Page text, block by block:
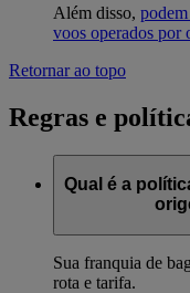
Além disso,
voos operados por
Retornar ao topo
Regras e
Qual é a
Sua franquia de
rota e tarifa.